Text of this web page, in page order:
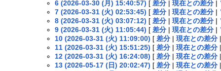
6 (2026-03-30 (月) 15:40:57) [ 差分| 現在との差分|
7 (2026-03-31 (火) 02:53:45) [ 差分| 現在との差分|
8 (2026-03-31 (火) 03:07:12) [ 差分| 現在との差分|
9 (2026-03-31 (火) 11:05:44) [ 差分| 現在との差分|
10 (2026-03-31 (火) 11:09:00) [ 差分| 現在との差分|
11 (2026-03-31 (火) 15:51:25) [ 差分| 現在との差分|
12 (2026-03-31 (火) 16:24:08) [ 差分| 現在との差分|
13 (2026-05-17 (日) 20:02:47) [ 差分| 現在との差分|